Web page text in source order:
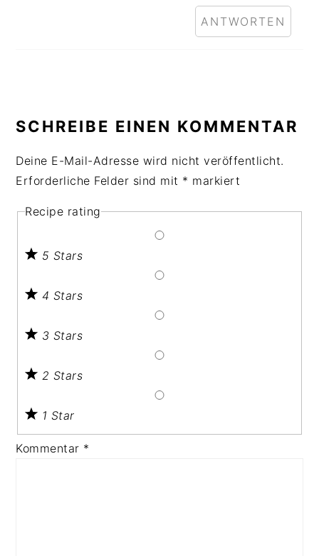
ANTWORTEN
SCHREIBE EINEN KOMMENTAR
Deine E-Mail-Adresse wird nicht veröffentlicht.
Erforderliche Felder sind mit * markiert
Recipe rating
5 Stars
4 Stars
3 Stars
2 Stars
1 Star
Kommentar *